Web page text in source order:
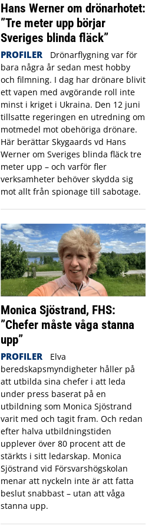
Hans Werner om drönarhotet:
”Tre meter upp börjar
Sveriges blinda fläck”
PROFILER
Drönarflygning var för
bara några år sedan mest hobby
och filmning. I dag har drönare blivit
ett vapen med avgörande roll inte
minst i kriget i Ukraina. Den 12 juni
tillsatte regeringen en utredning om
motmedel mot obehöriga drönare.
Här berättar Skygaards vd Hans
Werner om Sveriges blinda fläck tre
meter upp – och varför fler
verksamheter behöver skydda sig
mot allt från spionage till sabotage.
Monica Sjöstrand, FHS:
”Chefer måste våga stanna
upp”
PROFILER
Elva
beredskapsmyndigheter håller på
att utbilda sina chefer i att leda
under press baserat på en
utbildning som Monica Sjöstrand
varit med och tagit fram. Och redan
efter halva utbildningstiden
upplever över 80 procent att de
stärkts i sitt ledarskap. Monica
Sjöstrand vid Försvarshögskolan
menar att nyckeln inte är att fatta
beslut snabbast – utan att våga
stanna upp.